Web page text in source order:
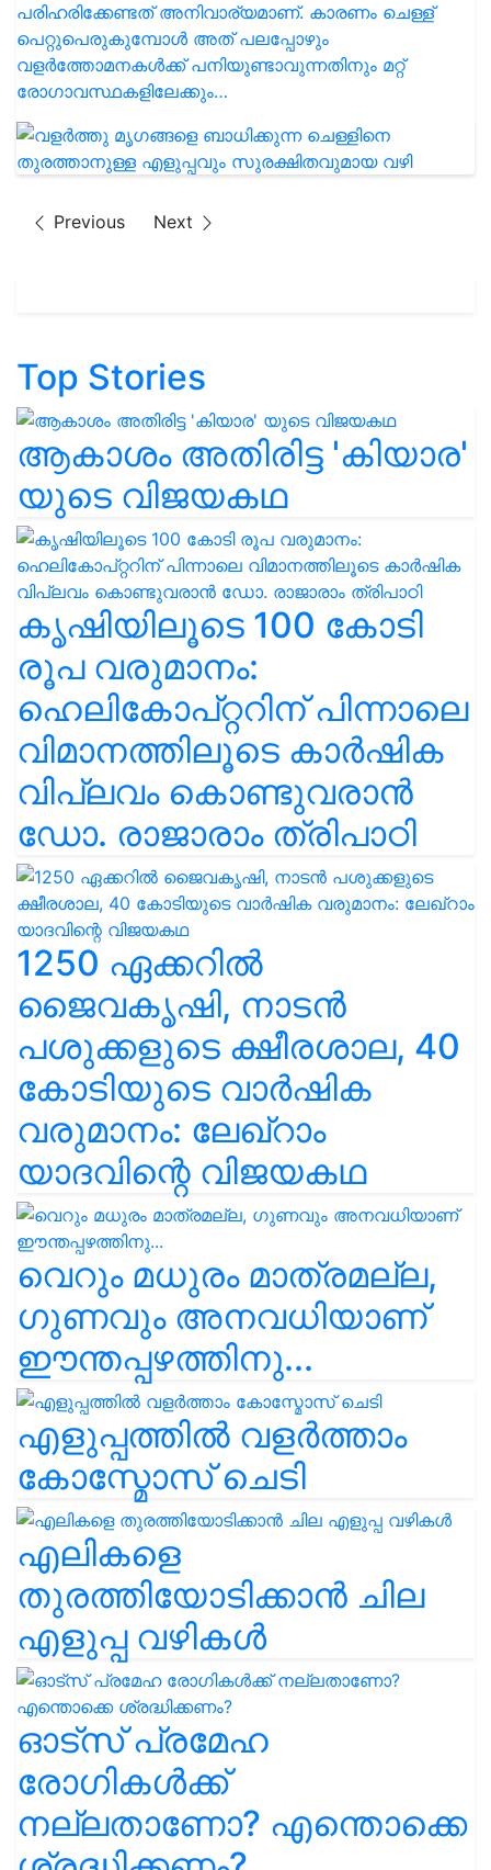
പരിഹരിക്കേണ്ടത് അനിവാര്യമാണ്. കാരണം ചെള്ള്
പെറ്റുപെരുകുമ്പോള്‍ അത് പലപ്പോഴും
വളർത്തോമനകൾക്ക് പനിയുണ്ടാവുന്നതിനും മറ്റ്
രോഗാവസ്ഥകളിലേക്കും…
Previous Next
Top Stories
ആകാശം അതിരിട്ട 'കിയാര'
യുടെ വിജയകഥ
കൃഷിയിലൂടെ 100 കോടി
രൂപ വരുമാനം:
ഹെലികോപ്റ്ററിന് പിന്നാലെ
വിമാനത്തിലൂടെ കാർഷിക
വിപ്ലവം കൊണ്ടുവരാൻ
ഡോ. രാജാരാം ത്രിപാഠി
1250 ഏക്കറിൽ
ജൈവകൃഷി, നാടൻ
പശുക്കളുടെ ക്ഷീരശാല, 40
കോടിയുടെ വാർഷിക
വരുമാനം: ലേഖ്‌റാം
യാദവിന്റെ വിജയകഥ
വെറും മധുരം മാത്രമല്ല,
ഗുണവും അനവധിയാണ്
ഈന്തപ്പഴത്തിനു...
എളുപ്പത്തിൽ വളർത്താം
കോസ്മോസ് ചെടി
എലികളെ
തുരത്തിയോടിക്കാൻ ചില
എളുപ്പ വഴികൾ
ഓട്സ് പ്രമേഹ
രോഗികൾക്ക്
നല്ലതാണോ? എന്തൊക്കെ